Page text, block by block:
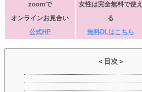
zoomで
オンラインお見合い
公式HP
女性は完全無料で使え
る
無料DLはこちら